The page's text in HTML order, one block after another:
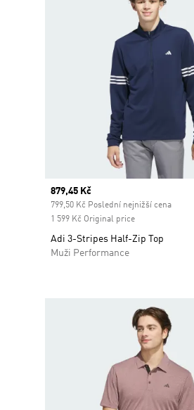
Current price
879,45 Kč
799,50 Kč Poslední nejnižší cena
1 599 Kč Original price
Adi 3-Stripes Half-Zip Top
Muži Performance